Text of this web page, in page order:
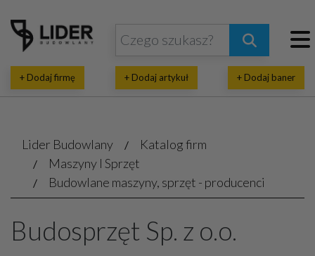
+ Dodaj firmę + Dodaj artykuł + Dodaj baner
Lider Budowlany
Katalog firm
Maszyny I Sprzęt
Budowlane maszyny, sprzęt - producenci
Budosprzęt Sp. z o.o.